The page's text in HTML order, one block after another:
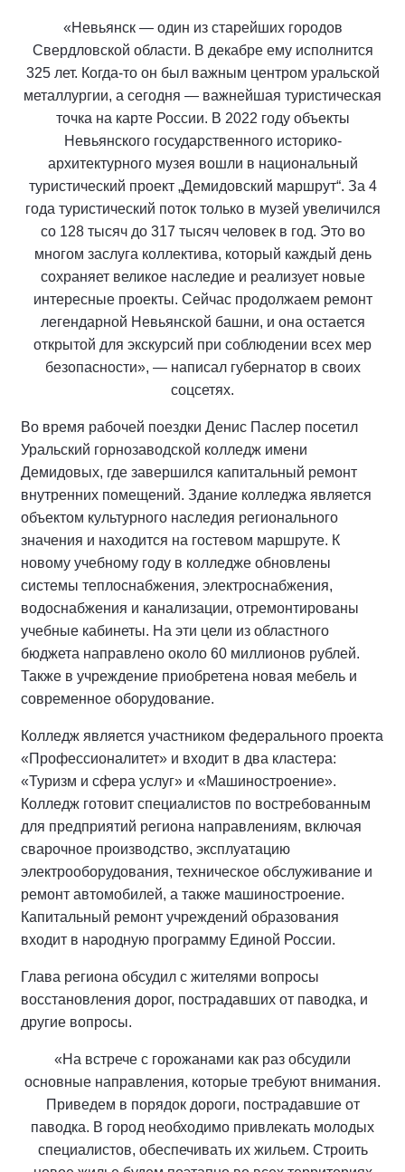
«Невьянск — один из старейших городов
Свердловской области. В декабре ему исполнится
325 лет. Когда-то он был важным центром уральской
металлургии, а сегодня — важнейшая туристическая
точка на карте России. В 2022 году объекты
Невьянского государственного историко-
архитектурного музея вошли в национальный
туристический проект „Демидовский маршрут“. За 4
года туристический поток только в музей увеличился
со 128 тысяч до 317 тысяч человек в год. Это во
многом заслуга коллектива, который каждый день
сохраняет великое наследие и реализует новые
интересные проекты. Сейчас продолжаем ремонт
легендарной Невьянской башни, и она остается
открытой для экскурсий при соблюдении всех мер
безопасности», — написал губернатор в своих
соцсетях.
Во время рабочей поездки Денис Паслер посетил
Уральский горнозаводской колледж имени
Демидовых, где завершился капитальный ремонт
внутренних помещений. Здание колледжа является
объектом культурного наследия регионального
значения и находится на гостевом маршруте. К
новому учебному году в колледже обновлены
системы теплоснабжения, электроснабжения,
водоснабжения и канализации, отремонтированы
учебные кабинеты. На эти цели из областного
бюджета направлено около 60 миллионов рублей.
Также в учреждение приобретена новая мебель и
современное оборудование.
Колледж является участником федерального проекта
«Профессионалитет» и входит в два кластера:
«Туризм и сфера услуг» и «Машиностроение».
Колледж готовит специалистов по востребованным
для предприятий региона направлениям, включая
сварочное производство, эксплуатацию
электрооборудования, техническое обслуживание и
ремонт автомобилей, а также машиностроение.
Капитальный ремонт учреждений образования
входит в народную программу Единой России.
Глава региона обсудил с жителями вопросы
восстановления дорог, пострадавших от паводка, и
другие вопросы.
«На встрече с горожанами как раз обсудили
основные направления, которые требуют внимания.
Приведем в порядок дороги, пострадавшие от
паводка. В город необходимо привлекать молодых
специалистов, обеспечивать их жильем. Строить